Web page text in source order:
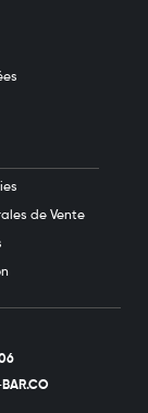
BAR.CO
de Vente